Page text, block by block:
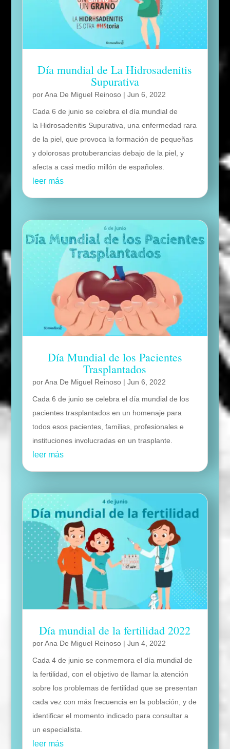
Día mundial de La Hidrosadenitis
Supurativa
porAna De Miguel Reinoso| Jun 6, 2022
Cada 6 de junio se celebra el día mundial de
la Hidrosadenitis Supurativa, una enfermedad rara
de la piel, que provoca la formación de pequeñas
y dolorosas protuberancias debajo de la piel, y
afecta a casi medio millón de españoles.
leer más
Día Mundial de los Pacientes
Trasplantados
porAna De Miguel Reinoso| Jun 6, 2022
Cada 6 de junio se celebra el día mundial de los
pacientes trasplantados en un homenaje para
todos esos pacientes, familias, profesionales e
instituciones involucradas en un trasplante.
leer más
Día mundial de la fertilidad 2022
porAna De Miguel Reinoso| Jun 4, 2022
Cada 4 de junio se conmemora el día mundial de
la fertilidad, con el objetivo de llamar la atención
sobre los problemas de fertilidad que se presentan
cada vez con más frecuencia en la población, y de
identificar el momento indicado para consultar a
un especialista.
leer más